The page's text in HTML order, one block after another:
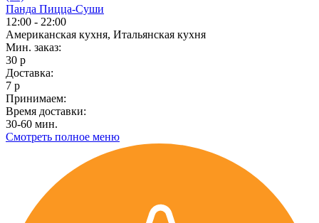
Панда Пицца-Суши
12:00 - 22:00
Американская кухня, Итальянская кухня
Мин. заказ:
30 р
Доставка:
7 р
Принимаем:
Время доставки:
30-60 мин.
Смотреть полное меню